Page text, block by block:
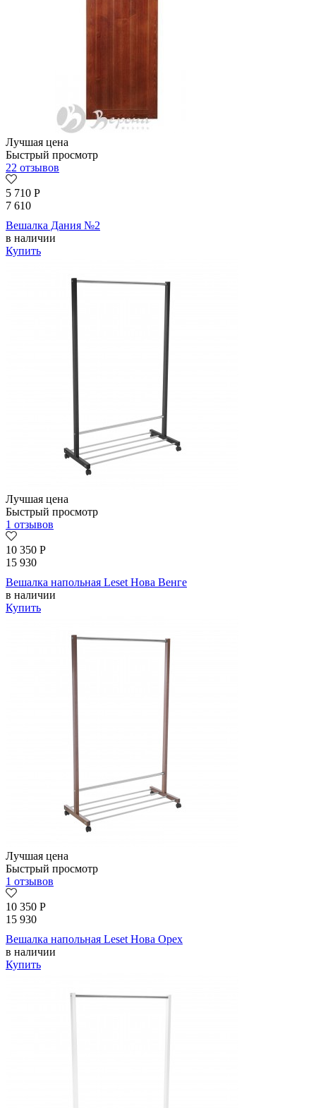
Лучшая цена
Быстрый просмотр
22 отзывов
5 710 Р
7 610
Вешалка Дания №2
в наличии
Купить
Лучшая цена
Быстрый просмотр
1 отзывов
10 350 Р
15 930
Вешалка напольная Leset Нова Венге
в наличии
Купить
Лучшая цена
Быстрый просмотр
1 отзывов
10 350 Р
15 930
Вешалка напольная Leset Нова Орех
в наличии
Купить